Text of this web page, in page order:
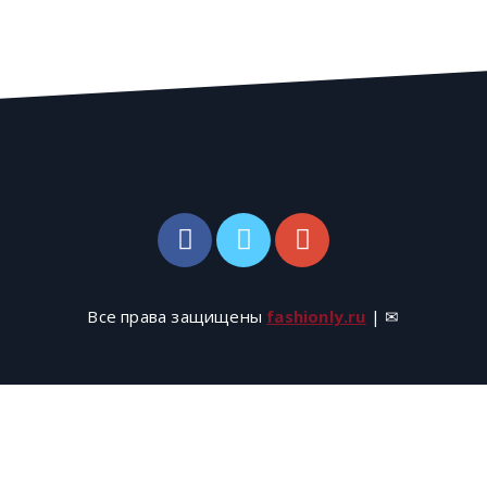
Все права защищены fashionly.ru | ✉